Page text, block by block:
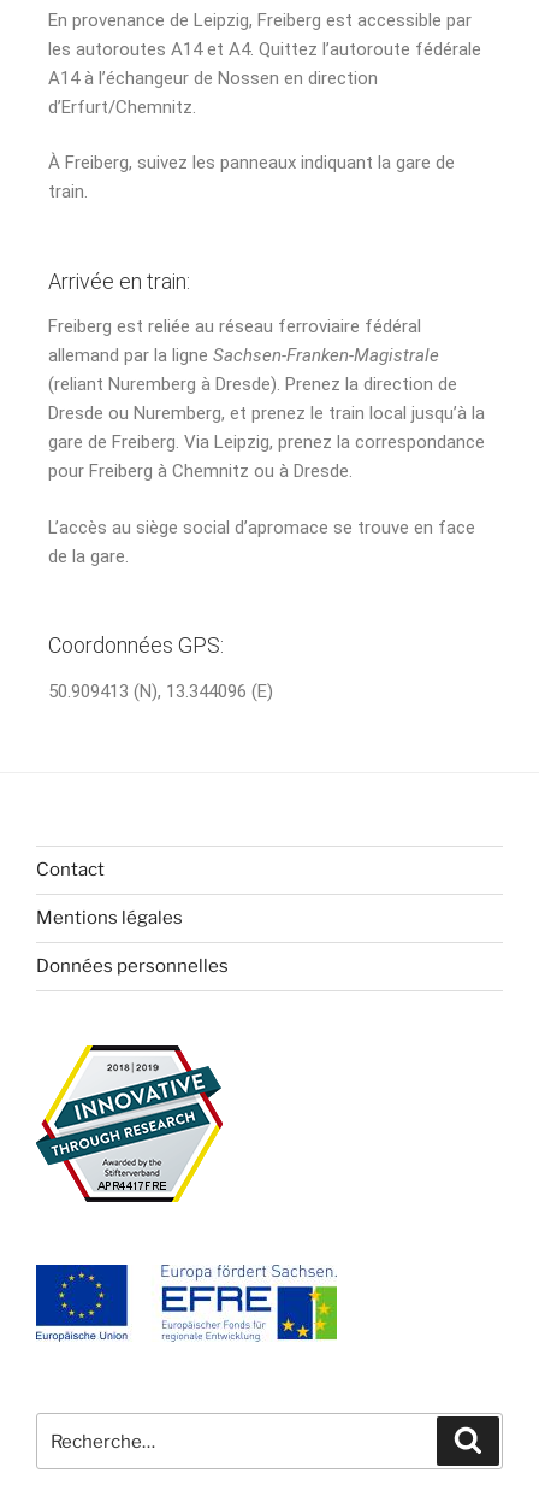
En provenance de Leipzig, Freiberg est accessible par
les autoroutes A14 et A4. Quittez l’autoroute fédérale
A14 à l’échangeur de Nossen en direction
d’Erfurt/Chemnitz.
À Freiberg, suivez les panneaux indiquant la gare de
train.
Arrivée en train:
Freiberg est reliée au réseau ferroviaire fédéral
allemand par la ligne Sachsen-Franken-Magistrale
(reliant Nuremberg à Dresde). Prenez la direction de
Dresde ou Nuremberg, et prenez le train local jusqu’à la
gare de Freiberg. Via Leipzig, prenez la correspondance
pour Freiberg à Chemnitz ou à Dresde.
L’accès au siège social d’apromace se trouve en face
de la gare.
Coordonnées GPS:
50.909413 (N), 13.344096 (E)
Contact
Mentions légales
Données personnelles